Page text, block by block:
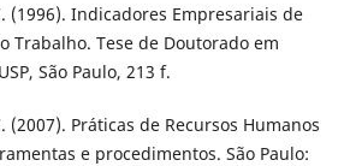
(1996). Indicadores Empresariais de
Trabalho. Tese de Doutorado em
São Paulo, 213 f.
(2007). Práticas de Recursos Humanos
e procedimentos. São Paulo: